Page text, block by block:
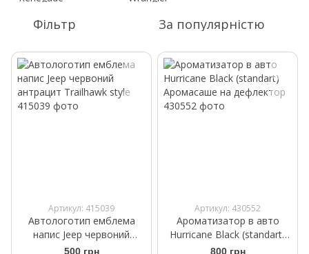
Фільтр За популярністю
Артикул: 415039
Автологотип емблема
напис Jeep червоний
антрацит Trailhawk style
500 грн
Артикул: 430552
Ароматизатор в авто
Hurricane Black (standart)
Аромасаше на дефлектор
800 грн